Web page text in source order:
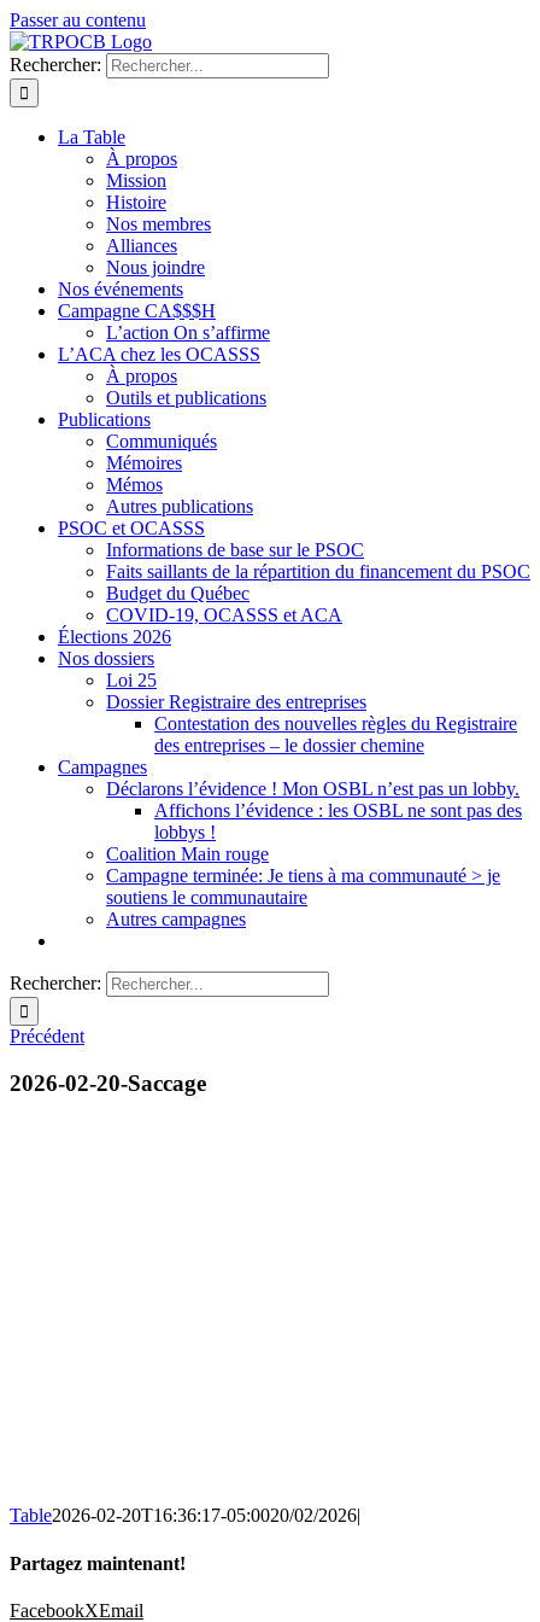
Passer au contenu
Rechercher:
La Table
À propos
Mission
Histoire
Nos membres
Alliances
Nous joindre
Nos événements
Campagne CA$$$H
L’action On s’affirme
L’ACA chez les OCASSS
À propos
Outils et publications
Publications
Communiqués
Mémoires
Mémos
Autres publications
PSOC et OCASSS
Informations de base sur le PSOC
Faits saillants de la répartition du financement du PSOC
Budget du Québec
COVID-19, OCASSS et ACA
Élections 2026
Nos dossiers
Loi 25
Dossier Registraire des entreprises
Contestation des nouvelles règles du Registraire
des entreprises – le dossier chemine
Campagnes
Déclarons l’évidence ! Mon OSBL n’est pas un lobby.
Affichons l’évidence : les OSBL ne sont pas des
lobbys !
Coalition Main rouge
Campagne terminée: Je tiens à ma communauté > je
soutiens le communautaire
Autres campagnes
Rechercher:
Précédent
2026-02-20-Saccage
Table2026-02-20T16:36:17-05:0020/02/2026|
Partagez maintenant!
FacebookXEmail